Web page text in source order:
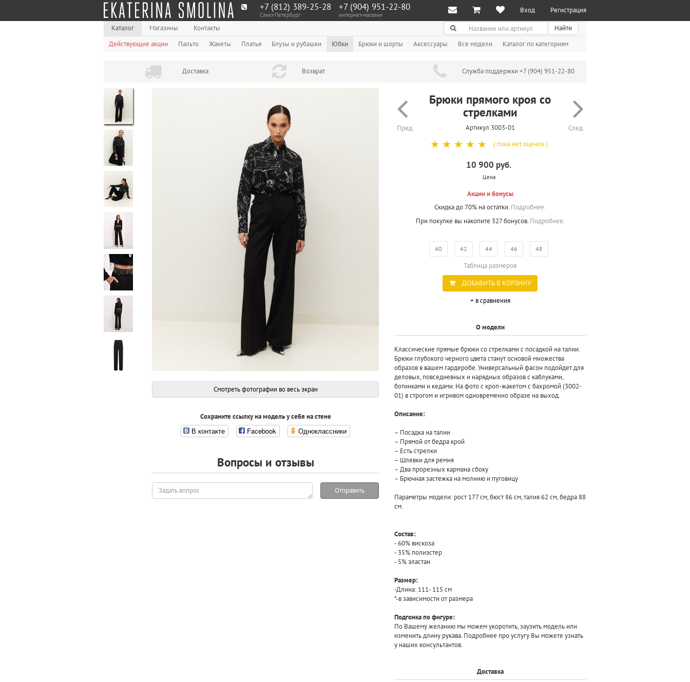
+7 (812) 389-25-28
Санкт-Петербург
+7 (904) 951‑22‑80
интернет-магазин
Вход Регистрация
Каталог Магазины Контакты Поиск
Найти
Действующие акции
Пальто Жакеты Платья Блузы и рубашки Юбки Брюки и шорты Аксессуары Все модели Каталог по категориям
Доставка Возврат Служба поддержки +7 (904) 951-22-80
Смотреть фотографии во весь экран
Сохраните ссылку на модель у себя на стене
В контакте Facebook Одноклассники
Вопросы и отзывы
Задать
вопрос
Отправить
Пред.
Брюки прямого кроя со
стрелками
Артикул 3003-01 След.
☆
☆
☆
☆
☆ ( пока нет оценок )
10 900 руб.
Цена
Акции и бонусы
Скидка до 70% на остатки. Подробнее.
При покупке вы накопите 327 бонусов. Подробнее.
40 42 44 46 48
Таблица размеров
ДОБАВИТЬ В КОРЗИНУ
+ в сравнения
О модели
Классические прямые брюки со стрелками с посадкой на талии.
Брюки глубокого черного цвета станут основой множества
образов в вашем гардеробе. Универсальный фасон подойдет для
деловых, повседневных и нарядных образов с каблуками,
ботинками и кедами. На фото с кроп-жакетом с бахромой (3002-
01) в строгом и игривом одновременно образе на выход.
Описание:
– Посадка на талии
– Прямой от бедра крой
– Есть стрелки
– Шлевки для ремня
– Два прорезных кармана сбоку
– Брючная застежка на молнию и пуговицу
Параметры модели: рост 177 см, бюст 86 см, талия 62 см, бедра 88
см.
Состав:
- 60% вискоза
- 35% полиэстер
- 5% эластан
Размер:
-Длина: 111- 115 см
*-в зависимости от размера
Подгонка по фигуре:
По Вашему желанию мы можем укоротить, заузить модель или
изменить длину рукава. Подробнее про услугу Вы можете узнать
у наших консультантов.
Доставка